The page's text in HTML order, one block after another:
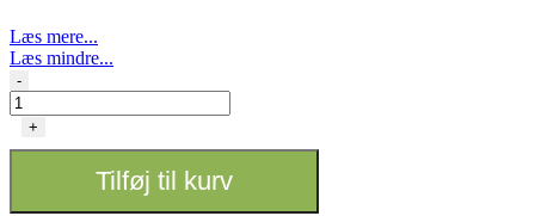
Læs mere...
Læs mindre...
Kalium
1L
antal
-
+
Tilføj til kurv